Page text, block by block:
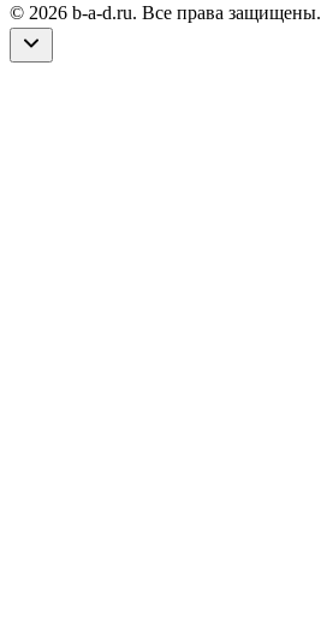
© 2026 b-a-d.ru. Все права защищены.